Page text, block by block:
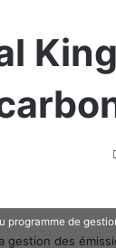
programme de